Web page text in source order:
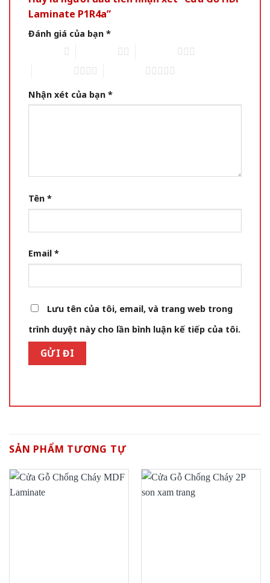
Laminate P1R4a”
Đánh giá của bạn *
Nhận xét của bạn *
Tên *
Email *
Lưu tên của tôi, email, và trang web trong
trình duyệt này cho lần bình luận kế tiếp của tôi.
SẢN PHẨM TƯƠNG TỰ